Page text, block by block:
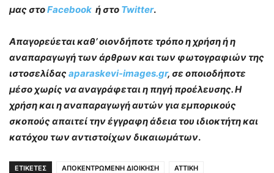
μας στοFacebook ή στο Twitter.
Απαγορεύεται καθ’ οιονδήποτε τρόπο η χρήση ή η
αναπαραγωγή των άρθρων και των φωτογραφιών της
ιστοσελίδας aparaskevi-images.gr, σε οποιοδήποτε
μέσο χωρίς να αναγράφεται η πηγή προέλευσης. Η
χρήση και η αναπαραγωγή αυτών για εμπορικούς
σκοπούς απαιτεί την έγγραφη άδεια του ιδιοκτήτη και
κατόχου των αντιστοίχων δικαιωμάτων.
ΕΤΙΚΕΤΕΣ ΑΠΟΚΕΝΤΡΩΜΕΝΗ ΔΙΟΙΚΗΣΗ
ΑΤΤΙΚΗ